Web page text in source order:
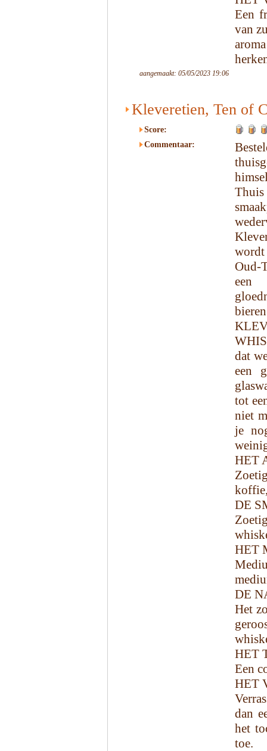
Een
van
aangemaakt: 05/05/2023 19:06
Kleveretien, Ten of
Score:
Commentaar:
Oud-
een
dat
een
tot
niet
je
HET
DE
HET
DE
Het
HET
Een
HET
dan
het
toe.